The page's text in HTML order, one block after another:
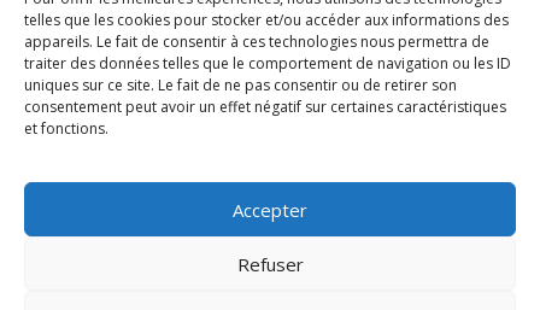
telles que les cookies pour stocker et/ou accéder aux informations des
appareils. Le fait de consentir à ces technologies nous permettra de
traiter des données telles que le comportement de navigation ou les ID
uniques sur ce site. Le fait de ne pas consentir ou de retirer son
consentement peut avoir un effet négatif sur certaines caractéristiques
et fonctions.
Accepter
Refuser
CycloPause
Pour les femmes concernées par la